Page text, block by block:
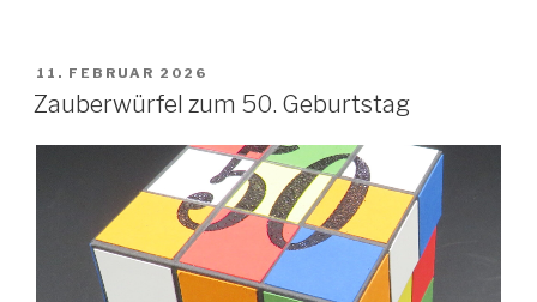
VERÖFFENTLICHT
AM
11. FEBRUAR 2026
Zauberwürfel zum 50. Geburtstag